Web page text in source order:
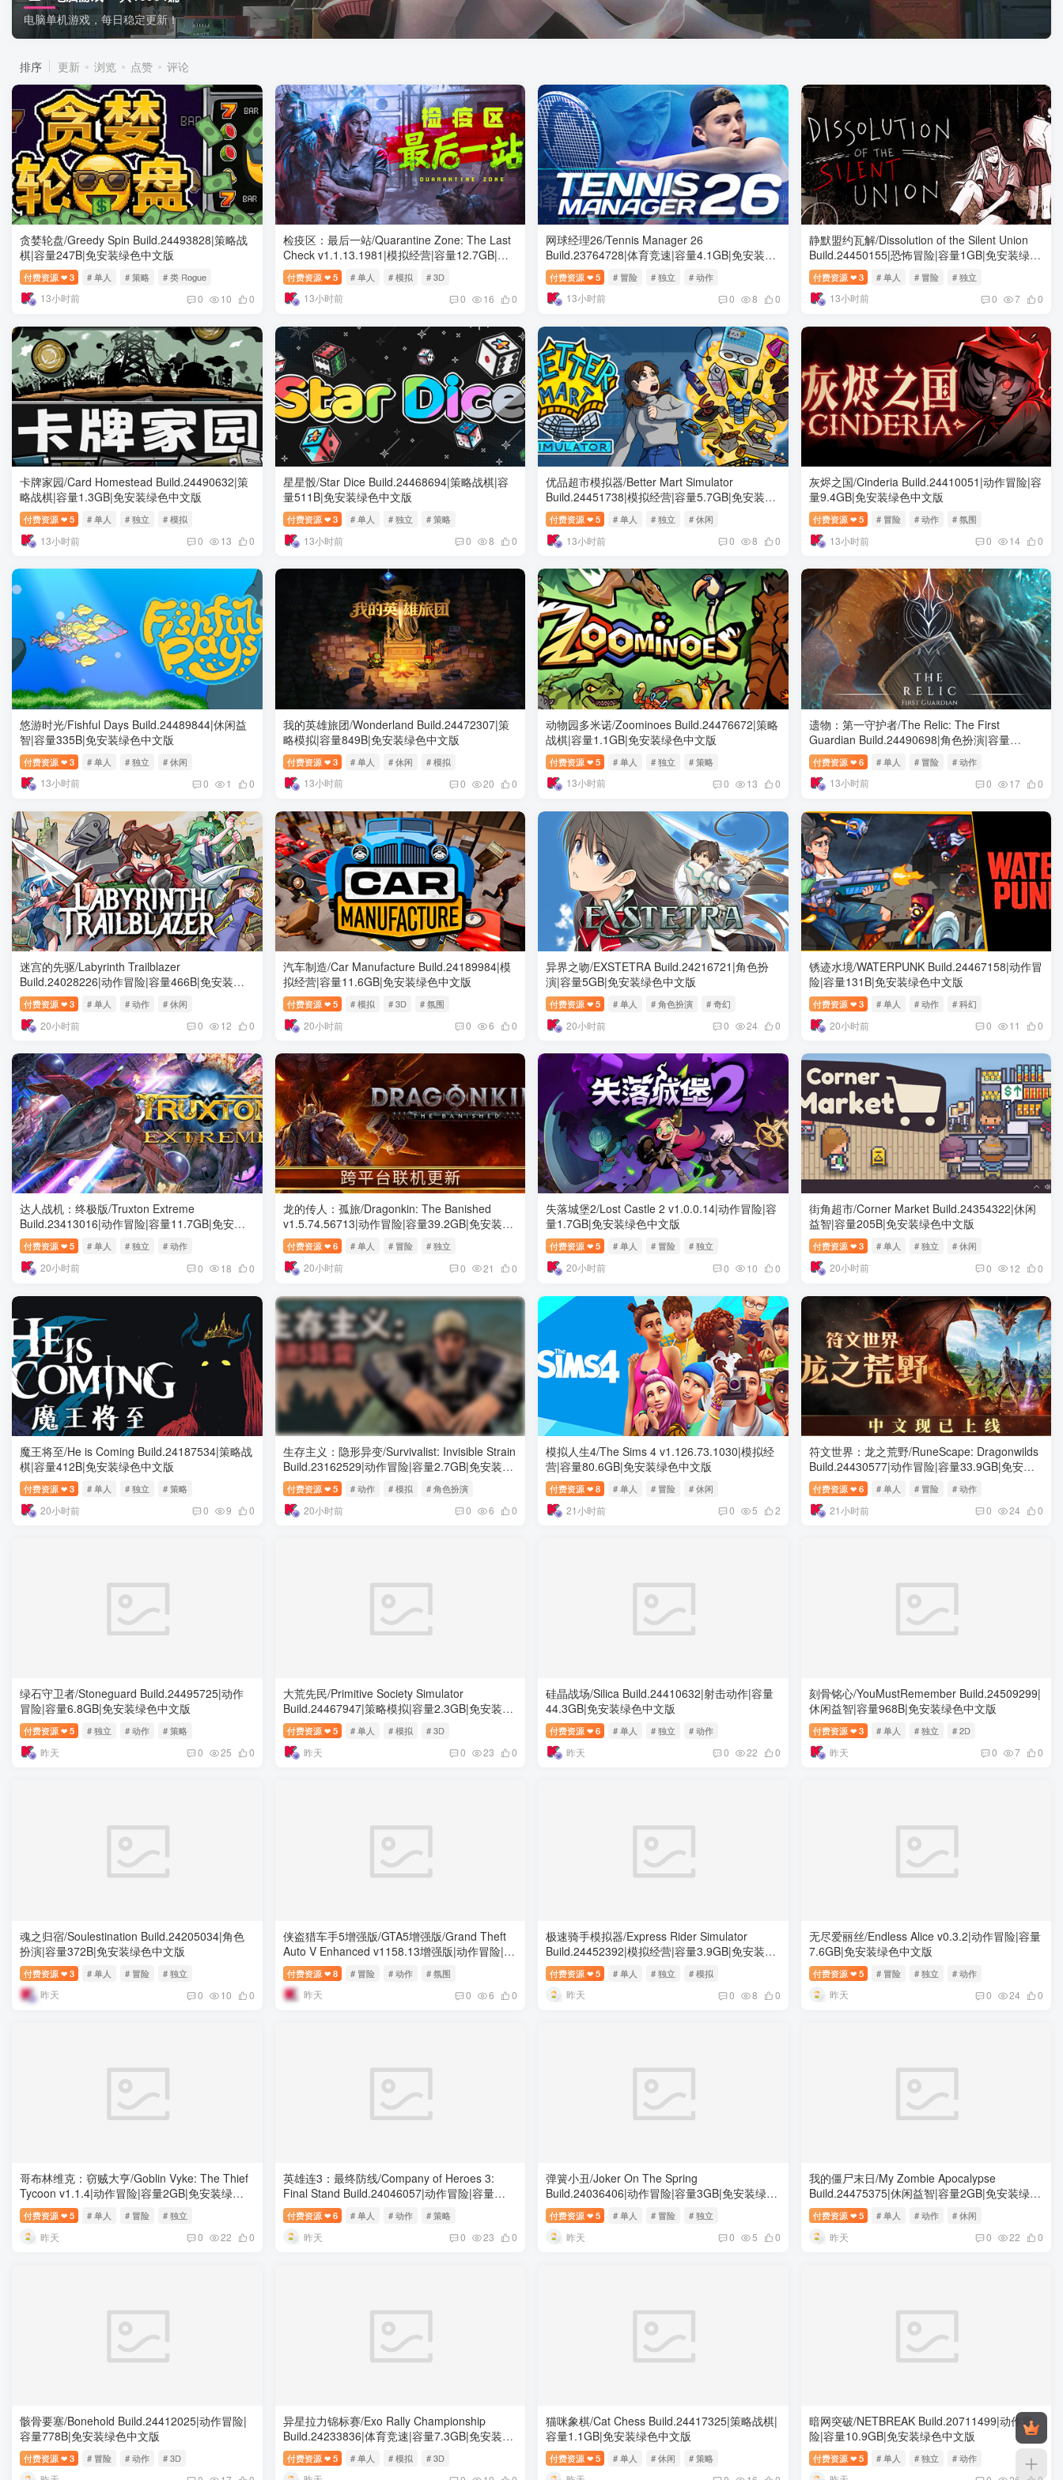
电脑单机游戏，每日稳定更新！
排序 更新 浏览 点赞 评论
贪婪轮盘/Greedy Spin Build.24493828|策略战
棋|容量247B|免安装绿色中文版
付费资源 ❤ 3 # 单人 # 策略 # 类 Rogue
13小时前 0 10 0
检疫区：最后一站/Quarantine Zone: The Last
Check v1.1.13.1981|模拟经营|容量12.7GB|免
安装绿色中文版
付费资源 ❤ 5 # 单人 # 模拟 # 3D
13小时前 0 16 0
网球经理26/Tennis Manager 26
Build.23764728|体育竞速|容量4.1GB|免安装绿
色中文版
付费资源 ❤ 5 # 冒险 # 独立 # 动作
13小时前 0 8 0
静默盟约瓦解/Dissolution of the Silent Union
Build.24450155|恐怖冒险|容量1GB|免安装绿色
中文版
付费资源 ❤ 3 # 单人 # 冒险 # 独立
13小时前 0 7 0
卡牌家园/Card Homestead Build.24490632|策
略战棋|容量1.3GB|免安装绿色中文版
付费资源 ❤ 5 # 单人 # 独立 # 模拟
13小时前 0 13 0
星星骰/Star Dice Build.24468694|策略战棋|容
量511B|免安装绿色中文版
付费资源 ❤ 3 # 单人 # 独立 # 策略
13小时前 0 8 0
优品超市模拟器/Better Mart Simulator
Build.24451738|模拟经营|容量5.7GB|免安装绿
色中文版
付费资源 ❤ 5 # 单人 # 独立 # 休闲
13小时前 0 8 0
灰烬之国/Cinderia Build.24410051|动作冒险|容
量9.4GB|免安装绿色中文版
付费资源 ❤ 5 # 冒险 # 动作 # 氛围
13小时前 0 14 0
悠游时光/Fishful Days Build.24489844|休闲益
智|容量335B|免安装绿色中文版
付费资源 ❤ 3 # 单人 # 独立 # 休闲
13小时前 0 1 0
我的英雄旅团/Wonderland Build.24472307|策
略模拟|容量849B|免安装绿色中文版
付费资源 ❤ 3 # 单人 # 休闲 # 模拟
13小时前 0 20 0
动物园多米诺/Zoominoes Build.24476672|策略
战棋|容量1.1GB|免安装绿色中文版
付费资源 ❤ 5 # 单人 # 独立 # 策略
13小时前 0 13 0
遗物：第一守护者/The Relic: The First
Guardian Build.24490698|角色扮演|容量
29.4GB|免安装绿色中文版
付费资源 ❤ 6 # 单人 # 冒险 # 动作
13小时前 0 17 0
迷宫的先驱/Labyrinth Trailblazer
Build.24028226|动作冒险|容量466B|免安装绿
色中文版
付费资源 ❤ 3 # 单人 # 动作 # 休闲
20小时前 0 12 0
汽车制造/Car Manufacture Build.24189984|模
拟经营|容量11.6GB|免安装绿色中文版
付费资源 ❤ 5 # 模拟 # 3D # 氛围
20小时前 0 6 0
异界之吻/EXSTETRA Build.24216721|角色扮
演|容量5GB|免安装绿色中文版
付费资源 ❤ 5 # 单人 # 角色扮演 # 奇幻
20小时前 0 24 0
锈迹水境/WATERPUNK Build.24467158|动作冒
险|容量131B|免安装绿色中文版
付费资源 ❤ 3 # 单人 # 动作 # 科幻
20小时前 0 11 0
达人战机：终极版/Truxton Extreme
Build.23413016|动作冒险|容量11.7GB|免安装
绿色中文版
付费资源 ❤ 5 # 单人 # 独立 # 动作
20小时前 0 18 0
龙的传人：孤旅/Dragonkin: The Banished
v1.5.74.56713|动作冒险|容量39.2GB|免安装绿
色中文版
付费资源 ❤ 6 # 单人 # 冒险 # 独立
20小时前 0 21 0
失落城堡2/Lost Castle 2 v1.0.0.14|动作冒险|容
量1.7GB|免安装绿色中文版
付费资源 ❤ 5 # 单人 # 冒险 # 独立
20小时前 0 10 0
街角超市/Corner Market Build.24354322|休闲
益智|容量205B|免安装绿色中文版
付费资源 ❤ 3 # 单人 # 独立 # 休闲
20小时前 0 12 0
魔王将至/He is Coming Build.24187534|策略战
棋|容量412B|免安装绿色中文版
付费资源 ❤ 3 # 单人 # 独立 # 策略
20小时前 0 9 0
生存主义：隐形异变/Survivalist: Invisible Strain
Build.23162529|动作冒险|容量2.7GB|免安装绿
色中文版
付费资源 ❤ 5 # 动作 # 模拟 # 角色扮演
20小时前 0 6 0
模拟人生4/The Sims 4 v1.126.73.1030|模拟经
营|容量80.6GB|免安装绿色中文版
付费资源 ❤ 8 # 单人 # 冒险 # 休闲
21小时前 0 5 2
符文世界：龙之荒野/RuneScape: Dragonwilds
Build.24430577|动作冒险|容量33.9GB|免安装
绿色中文版
付费资源 ❤ 6 # 单人 # 冒险 # 动作
21小时前 0 24 0
绿石守卫者/Stoneguard Build.24495725|动作
冒险|容量6.8GB|免安装绿色中文版
付费资源 ❤ 5 # 独立 # 动作 # 策略
昨天 0 25 0
大荒先民/Primitive Society Simulator
Build.24467947|策略模拟|容量2.3GB|免安装绿
色中文版
付费资源 ❤ 5 # 单人 # 模拟 # 3D
昨天 0 23 0
硅晶战场/Silica Build.24410632|射击动作|容量
44.3GB|免安装绿色中文版
付费资源 ❤ 6 # 单人 # 独立 # 动作
昨天 0 22 0
刻骨铭心/YouMustRemember Build.24509299|
休闲益智|容量968B|免安装绿色中文版
付费资源 ❤ 3 # 单人 # 独立 # 2D
昨天 0 7 0
魂之归宿/Soulestination Build.24205034|角色
扮演|容量372B|免安装绿色中文版
付费资源 ❤ 3 # 单人 # 冒险 # 独立
昨天 0 10 0
侠盗猎车手5增强版/GTA5增强版/Grand Theft
Auto V Enhanced v1158.13增强版|动作冒险|容
量98.5GB|免安装绿色中文版
付费资源 ❤ 8 # 冒险 # 动作 # 氛围
昨天 0 6 0
极速骑手模拟器/Express Rider Simulator
Build.24452392|模拟经营|容量3.9GB|免安装绿
色中文版
付费资源 ❤ 5 # 单人 # 独立 # 模拟
昨天 0 8 0
无尽爱丽丝/Endless Alice v0.3.2|动作冒险|容量
7.6GB|免安装绿色中文版
付费资源 ❤ 5 # 冒险 # 独立 # 动作
昨天 0 24 0
哥布林维克：窃贼大亨/Goblin Vyke: The Thief
Tycoon v1.1.4|动作冒险|容量2GB|免安装绿色
中文版
付费资源 ❤ 5 # 单人 # 冒险 # 独立
昨天 0 22 0
英雄连3：最终防线/Company of Heroes 3:
Final Stand Build.24046057|动作冒险|容量
32.6GB|免安装绿色中文版
付费资源 ❤ 6 # 单人 # 动作 # 策略
昨天 0 23 0
弹簧小丑/Joker On The Spring
Build.24036406|动作冒险|容量3GB|免安装绿色
中文版
付费资源 ❤ 5 # 单人 # 冒险 # 独立
昨天 0 5 0
我的僵尸末日/My Zombie Apocalypse
Build.24475375|休闲益智|容量2GB|免安装绿色
中文版
付费资源 ❤ 5 # 单人 # 动作 # 休闲
昨天 0 22 0
骸骨要塞/Bonehold Build.24412025|动作冒险|
容量778B|免安装绿色中文版
付费资源 ❤ 3 # 冒险 # 动作 # 3D
异星拉力锦标赛/Exo Rally Championship
Build.24233836|体育竞速|容量7.3GB|免安装绿
色中文版
付费资源 ❤ 5 # 单人 # 模拟 # 3D
猫咪象棋/Cat Chess Build.24417325|策略战棋|
容量1.1GB|免安装绿色中文版
付费资源 ❤ 5 # 单人 # 休闲 # 策略
暗网突破/NETBREAK Build.20711499|动作冒
险|容量10.9GB|免安装绿色中文版
付费资源 ❤ 5 # 单人 # 独立 # 动作